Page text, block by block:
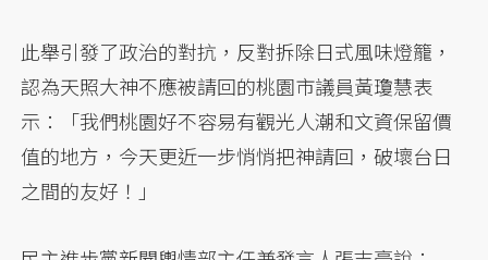
此舉引發了政治的對抗，反對拆除日式風味燈籠，
認為天照大神不應被請回的桃園市議員黃瓊慧表
示：「我們桃園好不容易有觀光人潮和文資保留價
值的地方，今天更近一步悄悄把神請回，破壞台日
之間的友好！」